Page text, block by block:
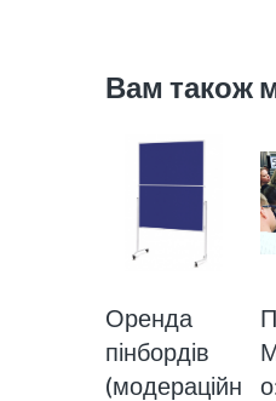
Вам також
Оренда
пінбордів
(модераційн